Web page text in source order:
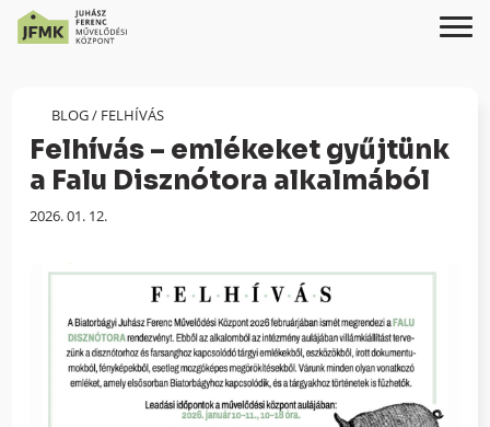
Content
navigációhoz
BLOG/ FELHÍVÁS
Felhívás – emlékeket gyűjtünk
a Falu Disznótora alkalmából
Megjelenés
2026. 01. 12.